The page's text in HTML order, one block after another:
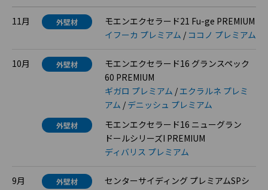
11月 外壁材
モエンエクセラード21 Fu-ge PREMIUM
イフーカ プレミアム / ココノ プレミアム
10月 外壁材
モエンエクセラード16 グランスペック
60 PREMIUM
ギガロ プレミアム /エクラルネ プレミ
アム / デニッシュ プレミアム
外壁材
モエンエクセラード16 ニューグラン
ドールシリーズI PREMIUM
ディバリス プレミアム
9月 外壁材
センターサイディング プレミアムSPシ